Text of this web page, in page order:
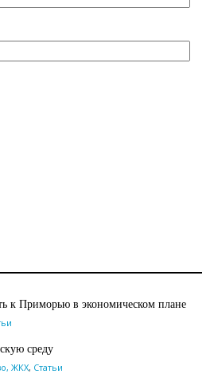
к Приморью в экономическом плане
среду
ЖКХ, Статьи